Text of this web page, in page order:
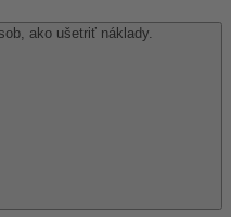
ako ušetriť náklady.